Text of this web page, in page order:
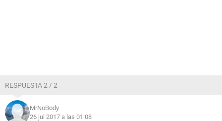
RESPUESTA 2 / 2
MrNoBody
26 jul 2017 a las 01:08